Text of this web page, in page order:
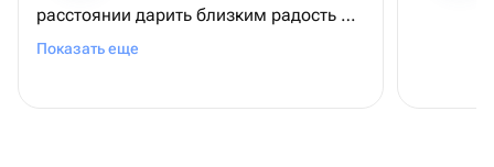
расстоянии дарить близким радость 😊
все соответствует, доставка быстрая
Показать еще